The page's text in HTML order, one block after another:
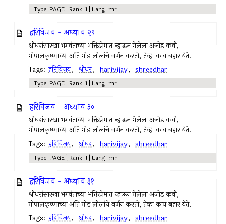
Type: PAGE | Rank: 1 | Lang: mr
हरिविजय - अध्याय २९
श्रीधरांसारखा भगवंताच्या भक्तिप्रेमात न्हाऊन गेलेला अजोड कवी,
गोपालकृष्णाच्या अति गोड लीलांचे वर्णन करतो, तेव्हा काय बहार येते.
Tags: हरिविजय, श्रीधर, harivijay, shreedhar
Type: PAGE | Rank: 1 | Lang: mr
हरिविजय - अध्याय ३०
श्रीधरांसारखा भगवंताच्या भक्तिप्रेमात न्हाऊन गेलेला अजोड कवी,
गोपालकृष्णाच्या अति गोड लीलांचे वर्णन करतो, तेव्हा काय बहार येते.
Tags: हरिविजय, श्रीधर, harivijay, shreedhar
Type: PAGE | Rank: 1 | Lang: mr
हरिविजय - अध्याय ३१
श्रीधरांसारखा भगवंताच्या भक्तिप्रेमात न्हाऊन गेलेला अजोड कवी,
गोपालकृष्णाच्या अति गोड लीलांचे वर्णन करतो, तेव्हा काय बहार येते.
Tags: हरिविजय, श्रीधर, harivijay, shreedhar